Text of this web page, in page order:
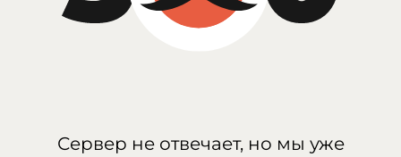
Сервер не отвечает, но мы уже